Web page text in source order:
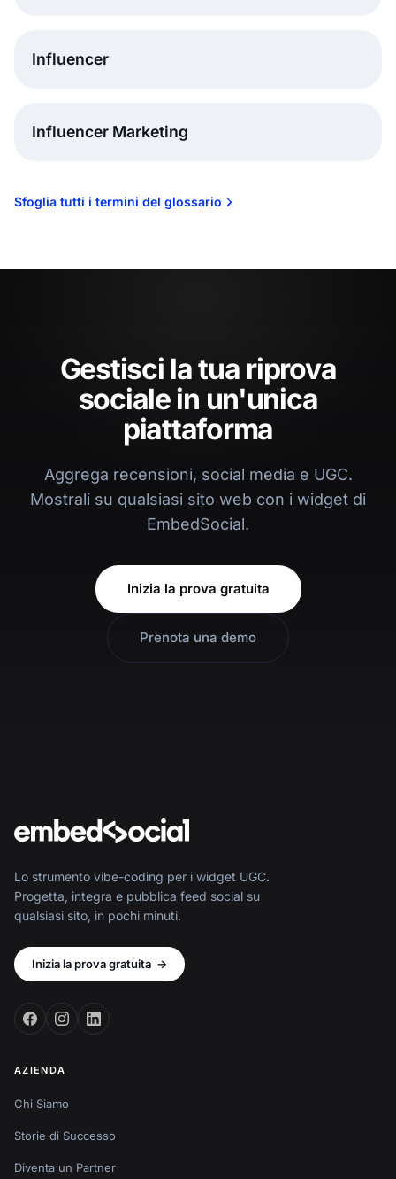
Influencer
Influencer Marketing
Sfoglia tutti i termini del glossario
Gestisci la tua riprova
sociale in un'unica
piattaforma
Aggrega recensioni, social media e UGC.
Mostrali su qualsiasi sito web con i widget di
EmbedSocial.
Inizia la prova gratuita
Prenota una demo
Lo strumento vibe-coding per i widget UGC.
Progetta, integra e pubblica feed social su
qualsiasi sito, in pochi minuti.
Inizia la prova gratuita →
AZIENDA
Chi Siamo
Storie di Successo
Diventa un Partner